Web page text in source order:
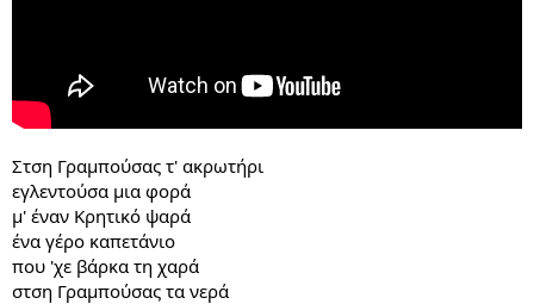
Στση Γραμπούσας τ' ακρωτήρι
εγλεντούσα μια φορά
μ' έναν Κρητικό ψαρά
ένα γέρο καπετάνιο
που 'χε βάρκα τη χαρά
στση Γραμπούσας τα νερά